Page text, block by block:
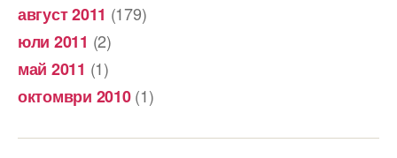
август 2011 (179)
юли 2011 (2)
май 2011 (1)
октомври 2010(1)